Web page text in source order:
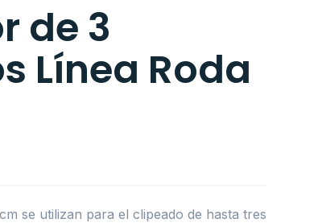
de 3
Línea Roda
se utilizan para el clipeado de hasta tres